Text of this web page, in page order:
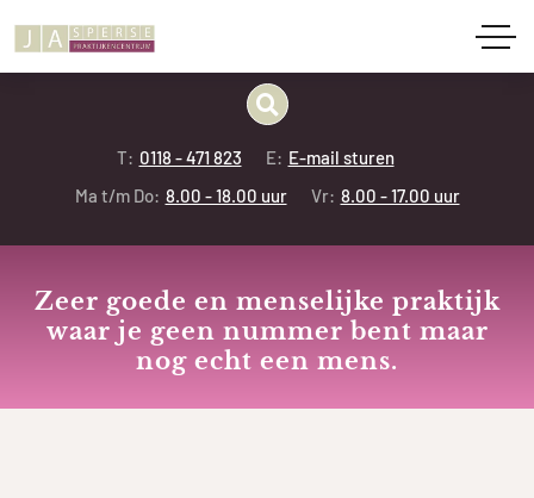
T: 0118 - 471 823 E: E-mail sturen
Ma t/m Do: 8.00 - 18.00 uur Vr: 8.00 - 17.00 uur
Zeer goede en menselijke praktijk
waar je geen nummer bent maar
nog echt een mens.